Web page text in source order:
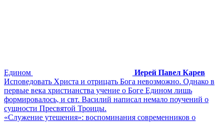
Едином
Иерей Павел Карев
Исповедовать Христа и отрицать Бога невозможно. Однако в
первые века христианства учение о Боге Едином лишь
формировалось, и свт. Василий написал немало поучений о
сущности Пресвятой Троицы.
«Служение утешения»: воспоминания современников о